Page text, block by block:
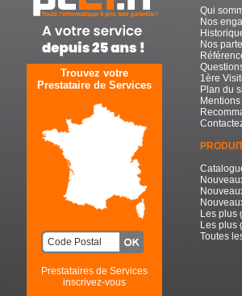
Trouvez votre
Prestataire de Services
Prestataires de Services
inscrivez-vous
Qui
Nos
Nos
1ère
Plan du
Les plus
Les plus
Toutes